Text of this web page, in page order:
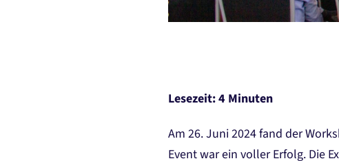
Lesezeit: 4 Minuten
Am 26. Juni 2024 fand der
Event war ein voller Erfolg. Die